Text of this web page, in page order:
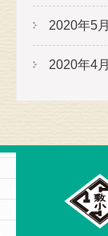
2020年5月
2020年4月